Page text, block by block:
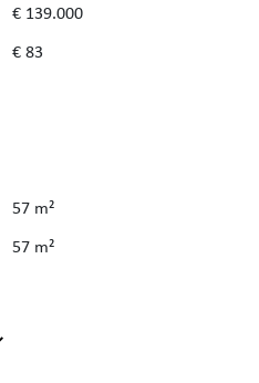
€ 139.000
€ 83
57 m²
57 m²